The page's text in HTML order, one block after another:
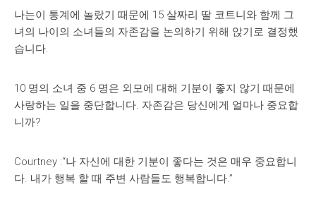
나는이 통계에 놀랐기 때문에 15 살짜리 딸 코트니와 함께 그
녀의 나이의 소녀들의 자존감을 논의하기 위해 앉기로 결정했
습니다.
10 명의 소녀 중 6 명은 외모에 대해 기분이 좋지 않기 때문에
사랑하는 일을 중단합니다. 자존감은 당신에게 얼마나 중요합
니까?
Courtney :“나 자신에 대한 기분이 좋다는 것은 매우 중요합니
다. 내가 행복 할 때 주변 사람들도 행복합니다.”